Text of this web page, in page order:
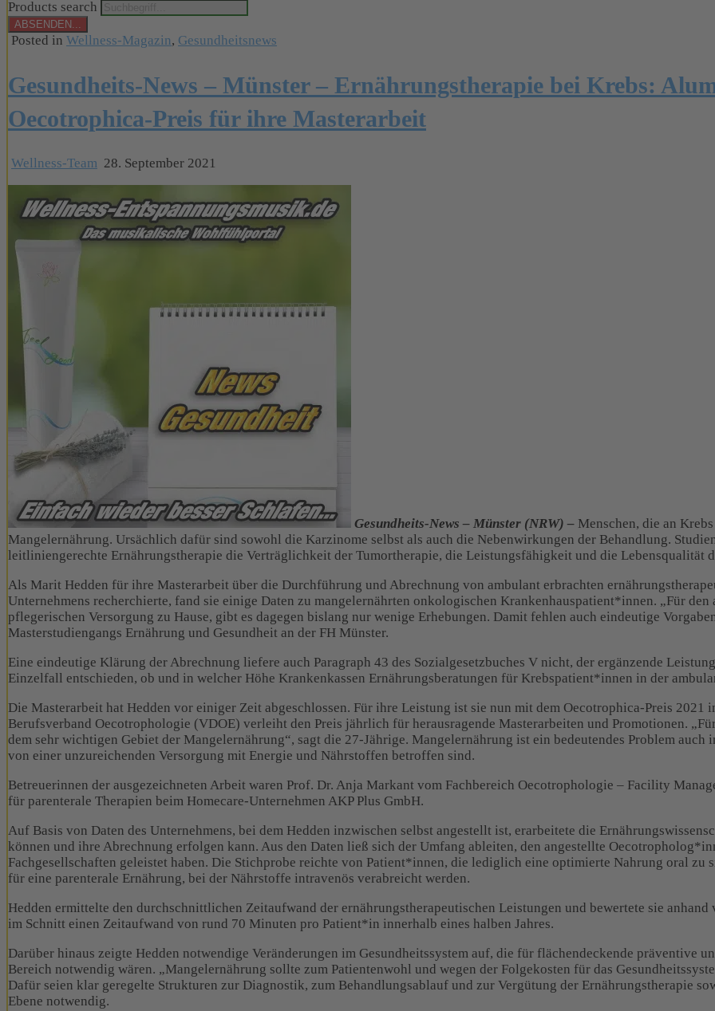
Products search
ABSENDEN...
Posted in Wellness-Magazin, Gesundheitsnews
Gesundheits-News – Münster – Ernährungstherapie bei Krebs:
Oecotrophica-Preis für ihre Masterarbeit
Wellness-Team 28. September 2021
Gesundheits-News – Münster (NRW) – Menschen, die an
Mangelernährung. Ursächlich dafür sind sowohl die Karzinome selbst als auch die Nebenwirkungen der Behandlung.
leitliniengerechte Ernährungstherapie die Verträglichkeit der Tumortherapie, die Leistungsfähigkeit und die Lebensqualität
Als Marit Hedden für ihre Masterarbeit über die Durchführung und Abrechnung von ambulant erbrachten
Unternehmens recherchierte, fand sie einige Daten zu mangelernährten onkologischen Krankenhauspatient*innen. „Für
pflegerischen Versorgung zu Hause, gibt es dagegen bislang nur wenige Erhebungen. Damit fehlen auch eindeutige
Masterstudiengangs Ernährung und Gesundheit an der FH Münster.
Eine eindeutige Klärung der Abrechnung liefere auch Paragraph 43 des Sozialgesetzbuches V nicht, der ergänzende
Einzelfall entschieden, ob und in welcher Höhe Krankenkassen Ernährungsberatungen für Krebspatient*innen in der
Die Masterarbeit hat Hedden vor einiger Zeit abgeschlossen. Für ihre Leistung ist sie nun mit dem Oecotrophica-Preis 2021
Berufsverband Oecotrophologie (VDOE) verleiht den Preis jährlich für herausragende Masterarbeiten und Promotionen.
dem sehr wichtigen Gebiet der Mangelernährung“, sagt die 27-Jährige. Mangelernährung ist ein bedeutendes Problem
von einer unzureichenden Versorgung mit Energie und Nährstoffen betroffen sind.
Betreuerinnen der ausgezeichneten Arbeit waren Prof. Dr. Anja Markant vom Fachbereich Oecotrophologie – Facility
für parenterale Therapien beim Homecare-Unternehmen AKP Plus GmbH.
Auf Basis von Daten des Unternehmens, bei dem Hedden inzwischen selbst angestellt ist, erarbeitete die
können und ihre Abrechnung erfolgen kann. Aus den Daten ließ sich der Umfang ableiten, den angestellte
Fachgesellschaften geleistet haben. Die Stichprobe reichte von Patient*innen, die lediglich eine optimierte Nahrung oral zu
für eine parenterale Ernährung, bei der Nährstoffe intravenös verabreicht werden.
Hedden ermittelte den durchschnittlichen Zeitaufwand der ernährungstherapeutischen Leistungen und bewertete sie
im Schnitt einen Zeitaufwand von rund 70 Minuten pro Patient*in innerhalb eines halben Jahres.
Darüber hinaus zeigte Hedden notwendige Veränderungen im Gesundheitssystem auf, die für flächendeckende präventive
Bereich notwendig wären. „Mangelernährung sollte zum Patientenwohl und wegen der Folgekosten für das
Dafür seien klar geregelte Strukturen zur Diagnostik, zum Behandlungsablauf und zur Vergütung der Ernährungstherapie
Ebene notwendig.